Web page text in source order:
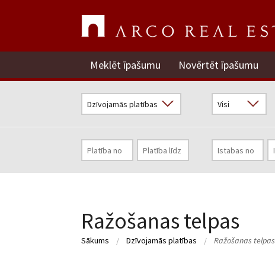
Meklēt īpašumu Novērtēt īpašumu
Ražošanas telpas
Sākums Dzīvojamās platības Ražošanas telpas